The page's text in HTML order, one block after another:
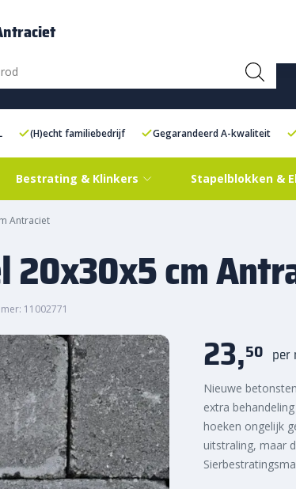
(H)echt familiebedrijf Gegarandeerd A-kwaliteit
Bestrating & Klinkers Stapelblokken &
Antraciet
20x30x5 cm
11002771
23,50 per
Nieuwe
extra
hoeken ongelijk
uitstraling, maar